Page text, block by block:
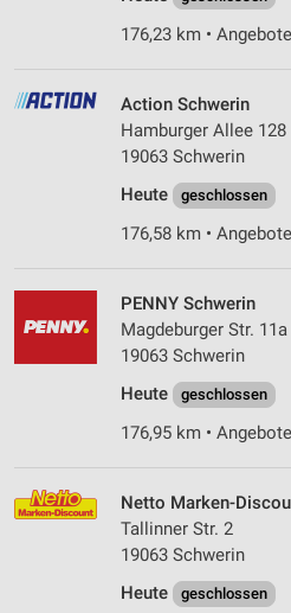
176,23 km •
Action Schwerin
Hamburger Allee 128
19063 Schwerin
Heute
geschlossen
176,58 km •
PENNY Schwerin
Magdeburger Str. 11a
19063 Schwerin
Heute
geschlossen
176,95 km •
Netto Marken-
Tallinner Str. 2
19063 Schwerin
Heute
geschlossen